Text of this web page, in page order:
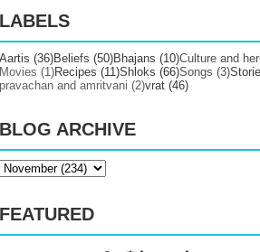
LABELS
Aartis (36)Beliefs (50)Bhajans (10)Culture and
Movies (1)Recipes (11)Shloks (66)Songs (3)
pravachan and amritvani (2)vrat (46)
BLOG ARCHIVE
FEATURED